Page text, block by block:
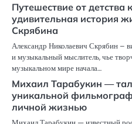
Путешествие от детства
удивительная история
Скрябина
Александр Николаевич Скрябин –
и музыкальный мыслитель, чье
музыкальном мире начала…
Михаил Тарабукин —
уникальной
личной жизнью